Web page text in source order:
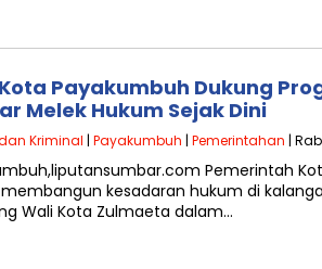
Payakumbuh Dukung
Melek Hukum Sejak Dini
Kriminal | Payakumbuh | Pemerintahan |
Pemerintah
kesadaran hukum di
Wali Kota Zulmaeta dalam…